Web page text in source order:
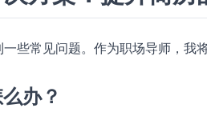
些常见问题。作为职场导师，我
办？